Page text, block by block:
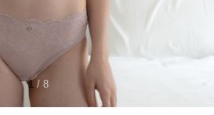
1 / 8